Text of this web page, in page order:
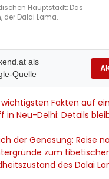
Hauptstadt: Das
der Dalai Lama.
als
Quelle
wichtigsten Fakten auf
in Neu-Delhi: Details
der Genesung: Reise
zum
des Dalai